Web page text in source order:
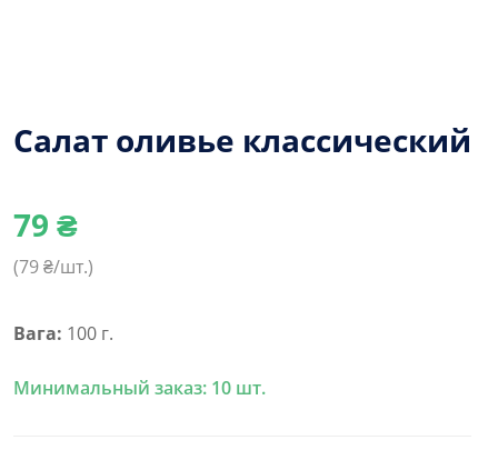
Салат оливье классический
79 ₴
(79₴/шт.)
Вага: 100 г.
Минимальный заказ: 10 шт.